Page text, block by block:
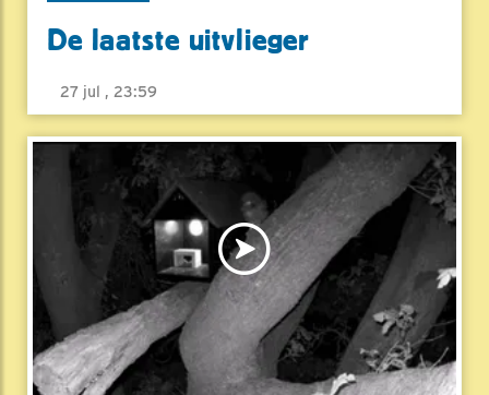
De laatste uitvlieger
27 jul , 23:59